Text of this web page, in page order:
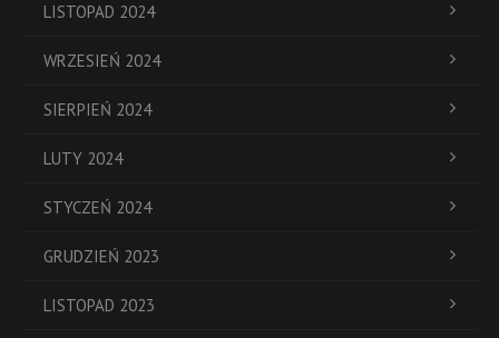
LISTOPAD 2024
WRZESIEŃ 2024
SIERPIEŃ 2024
LUTY 2024
STYCZEŃ 2024
GRUDZIEŃ 2023
LISTOPAD 2023